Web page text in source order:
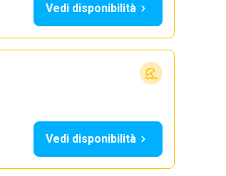
Vedi disponibilità
Vedi disponibilità